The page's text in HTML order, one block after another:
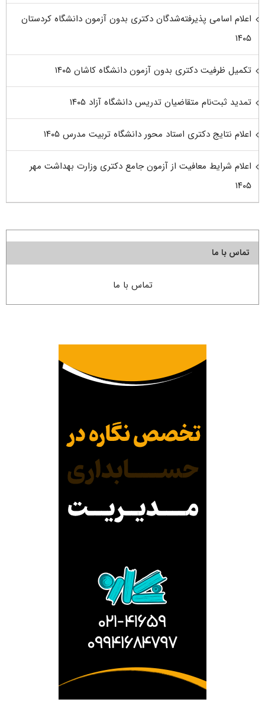
اعلام اسامی پذیرفته‌شدگان دکتری بدون آزمون دانشگاه کردستان
۱۴۰۵
تکمیل ظرفیت دکتری بدون آزمون دانشگاه کاشان ۱۴۰۵
تمدید ثبت‌نام متقاضیان تدریس دانشگاه آزاد ۱۴۰۵
اعلام نتایج دکتری استاد محور دانشگاه تربیت مدرس ۱۴۰۵
اعلام شرایط معافیت از آزمون جامع دکتری وزارت بهداشت مهر
۱۴۰۵
تماس با ما
تماس با ما